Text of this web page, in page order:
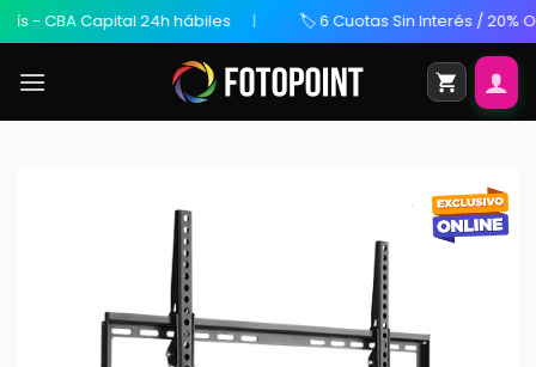
CBA Capital 24h hábiles 🏷️ 6 Cuotas Sin Interés / 20% OFF